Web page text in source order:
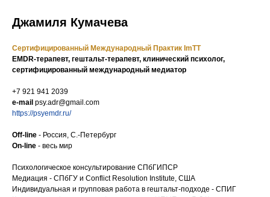
Джамиля Кумачева
Сертифицированный Международный Практик ImTT
EMDR-терапевт, гештальт-терапевт, клинический психолог,
сертифицированный международный медиатор
+7 921 941 2039
e-mail psy.adr@gmail.com
https://psyemdr.ru/
Off-line - Россия, С.-Петербург
On-line - весь мир
Психологическое консультирование СПбГИПСР
Медиация - СПбГУ и Conflict Resolution Institute, США
Индивидуальная и групповая работа в гештальт-подходе - СПИГ